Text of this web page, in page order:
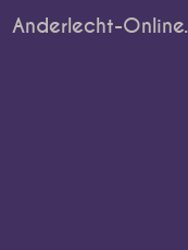
Anderlecht-